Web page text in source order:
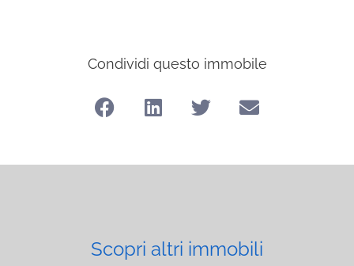
Condividi questo immobile
Scopri altri immobili